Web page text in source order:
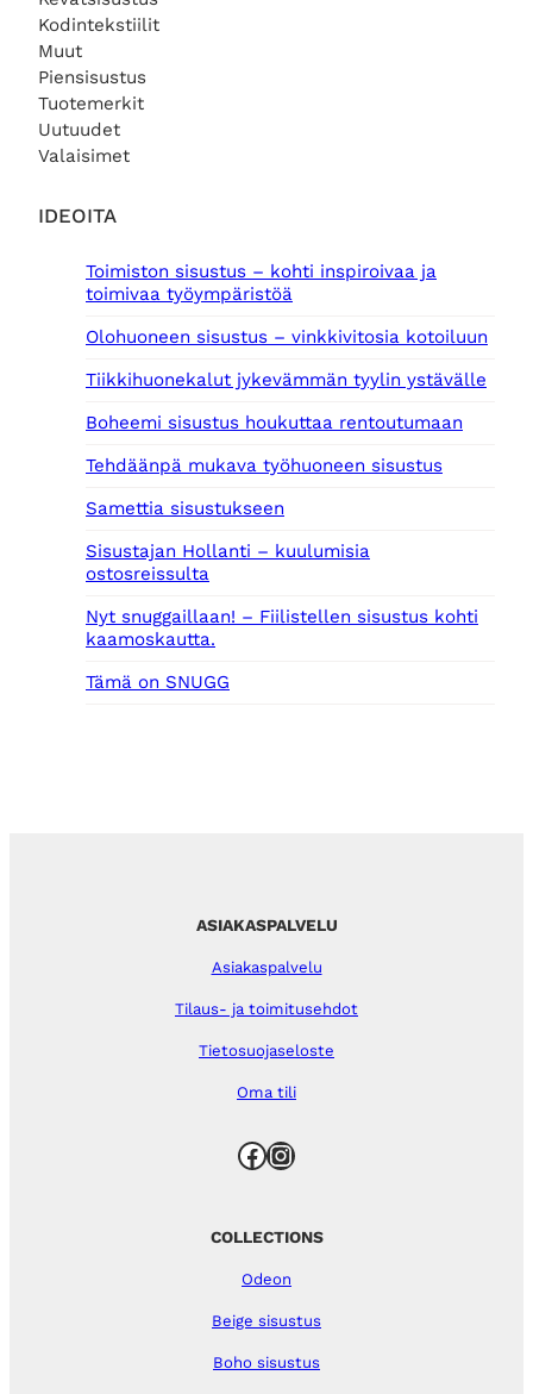
Kodintekstiilit
Muut
Piensisustus
Tuotemerkit
Uutuudet
Valaisimet
IDEOITA
Toimiston sisustus – kohti inspiroivaa ja
toimivaa työympäristöä
Olohuoneen sisustus – vinkkivitosia kotoiluun
Tiikkihuonekalut jykevämmän tyylin ystävälle
Boheemi sisustus houkuttaa rentoutumaan
Tehdäänpä mukava työhuoneen sisustus
Samettia sisustukseen
Sisustajan Hollanti – kuulumisia
ostosreissulta
Nyt snuggaillaan! – Fiilistellen sisustus kohti
kaamoskautta.
Tämä on SNUGG
ASIAKASPALVELU
Asiakaspalvelu
Tilaus- ja toimitusehdot
Tietosuojaseloste
Oma tili
Facebook Instagram
COLLECTIONS
Odeon
Beige sisustus
Boho sisustus